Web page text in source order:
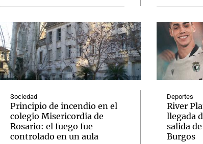
Sociedad
Principio de incendio en el
colegio Misericordia de
Rosario: el fuego fue
controlado en un aula
Deportes
River
llegada
salida
Burgos
El huracán de Arequito